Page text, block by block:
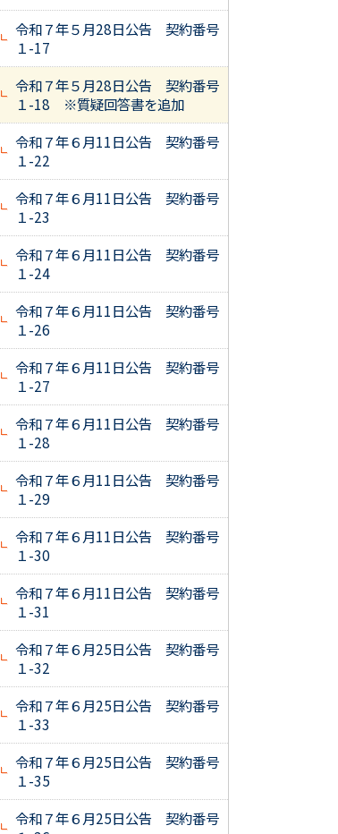
令和７年５月28日公告 契約番号
１-17
令和７年５月28日公告 契約番号
１-18 ※質疑回答書を追加
令和７年６月11日公告 契約番号
１-22
令和７年６月11日公告 契約番号
１-23
令和７年６月11日公告 契約番号
１-24
令和７年６月11日公告 契約番号
１-26
令和７年６月11日公告 契約番号
１-27
令和７年６月11日公告 契約番号
１-28
令和７年６月11日公告 契約番号
１-29
令和７年６月11日公告 契約番号
１-30
令和７年６月11日公告 契約番号
１-31
令和７年６月25日公告 契約番号
１-32
令和７年６月25日公告 契約番号
１-33
令和７年６月25日公告 契約番号
１-35
令和７年６月25日公告 契約番号